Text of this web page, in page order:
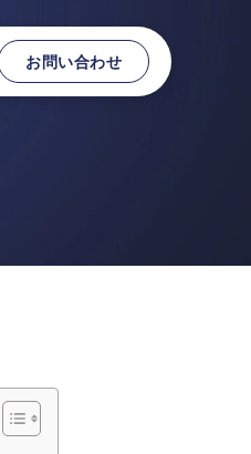
お問い合わせ